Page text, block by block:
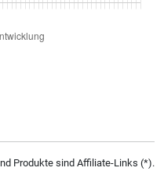
Produkte sind Affiliate-Links (*).